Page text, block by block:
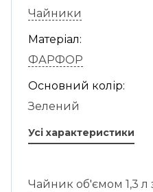
Чайники
Матеріал:
ФАРФОР
Основний колір:
Зелений
Усі характеристики
Чайник об'ємом 1,3 л